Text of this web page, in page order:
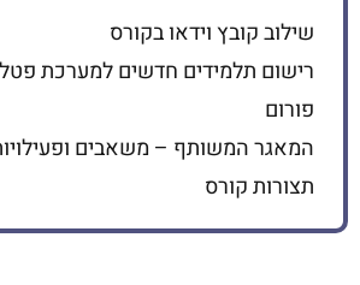
שילוב קובץ וידאו בקורס
רישום תלמידים חדשים למערכת פטל
פורום
המאגר המשותף – משאבים ופעילויות
תצורות קורס